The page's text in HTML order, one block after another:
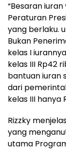
“Besaran
Peraturan
yang berlaku.
Bukan
kelas I
kelas III Rp42
bantuan iuran
dari
kelas III hanya
Rizzky
yang
utama